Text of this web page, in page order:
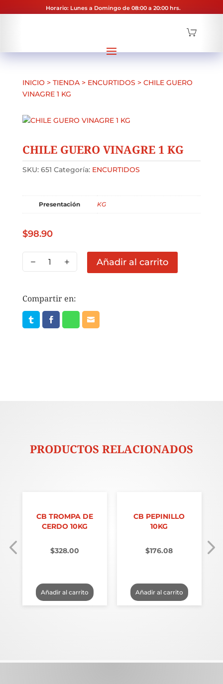
Horario: Lunes a Domingo de 08:00 a 20:00 hrs.
INICIO > TIENDA> ENCURTIDOS > CHILE GUERO
VINAGRE 1 KG
CHILE GUERO VINAGRE 1 KG
SKU: 651 Categoría: ENCURTIDOS
Presentación KG
$98.90
GUERO
KG
cantidad
Añadir al carrito
Compartir en:
PRODUCTOS RELACIONADOS
CB TROMPA DE
CERDO 10KG
$328.00
Añadir al carrito
CB PEPINILLO
10KG
$176.08
Añadir al carrito